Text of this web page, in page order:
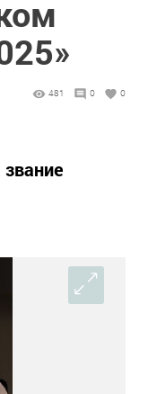
481 0 0